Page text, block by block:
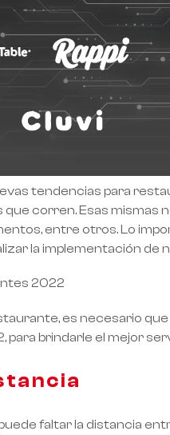
tendencias para
que corren. Esas
entre otros. Lo
la implementación
2022
es necesario
brindarle el mejor
faltar la distancia